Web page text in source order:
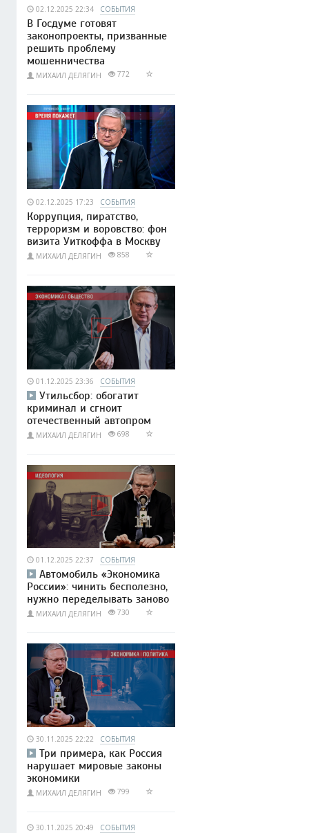
02.12.2025 22:34 СОБЫТИЯ
В Госдуме готовят
законопроекты, призванные
решить проблему
мошенничества
МИХАИЛ ДЕЛЯГИН 772
02.12.2025 17:23 СОБЫТИЯ
Коррупция, пиратство,
терроризм и воровство: фон
визита Уиткоффа в Москву
МИХАИЛ ДЕЛЯГИН 858
01.12.2025 23:36 СОБЫТИЯ
Утильсбор: обогатит
криминал и сгноит
отечественный автопром
МИХАИЛ ДЕЛЯГИН 698
01.12.2025 22:37 СОБЫТИЯ
Автомобиль «Экономика
России»: чинить бесполезно,
нужно переделывать заново
МИХАИЛ ДЕЛЯГИН 730
30.11.2025 22:22 СОБЫТИЯ
Три примера, как Россия
нарушает мировые законы
экономики
МИХАИЛ ДЕЛЯГИН 799
30.11.2025 20:49 СОБЫТИЯ